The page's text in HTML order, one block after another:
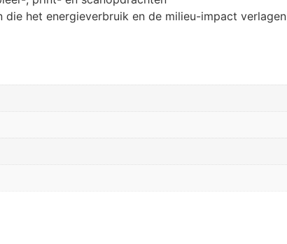
het energieverbruik en de milieu-impact verlagen